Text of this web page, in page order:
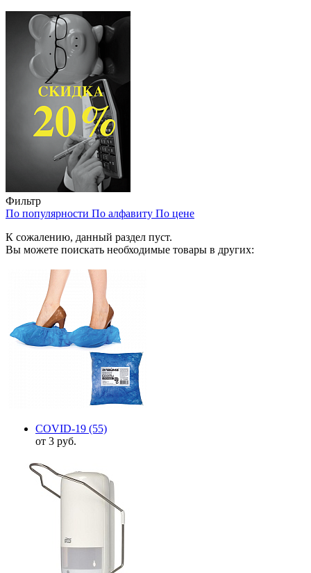
Фильтр
По популярности По алфавиту По цене
К сожалению, данный раздел пуст.
Вы можете поискать необходимые товары в других:
COVID-19 (55)
от 3 руб.